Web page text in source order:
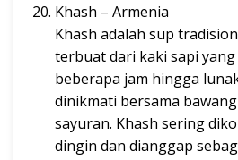
Khash – Armenia
Khash adalah sup
terbuat dari kaki sapi
beberapa jam hingga
dinikmati bersama
sayuran. Khash sering
dingin dan dianggap